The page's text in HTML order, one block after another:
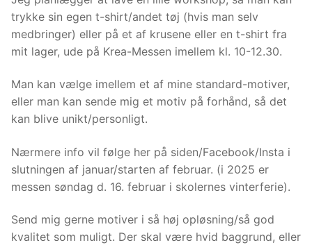
trykke sin egen t-shirt/andet tøj (hvis man selv
medbringer) eller på et af krusene eller en t-shirt fra
mit lager, ude på Krea-Messen imellem kl. 10-12.30.
Man kan vælge imellem et af mine standard-motiver,
eller man kan sende mig et motiv på forhånd, så det
kan blive unikt/personligt.
Nærmere info vil følge her på siden/Facebook/Insta i
slutningen af januar/starten af februar. (i 2025 er
messen søndag d. 16. februar i skolernes vinterferie).
Send mig gerne motiver i så høj opløsning/så god
kvalitet som muligt. Der skal være hvid baggrund, eller
Disse cookies
kan ikke
fravælges. de
er nødvendige
websitet kan
fungere.